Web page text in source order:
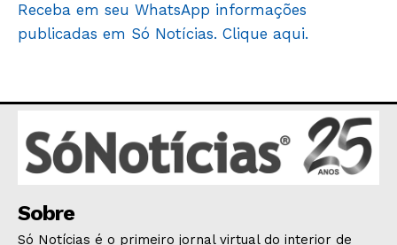
Receba em seu WhatsApp informações
publicadas em Só Notícias. Clique aqui.
Sobre
Só Notícias é o primeiro jornal virtual do interior de